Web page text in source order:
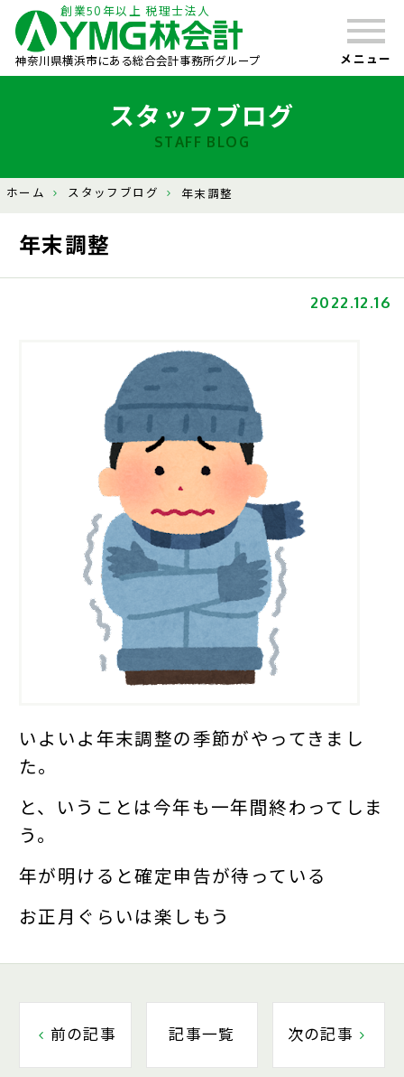
創業50年以上 税理士法人
神奈川県横浜市にある総合会計事務所グループ メニュー
スタッフブログ
STAFF BLOG
ホーム スタッフブログ 年末調整
年末調整
2022.12.16
いよいよ年末調整の季節がやってきまし
た。
と、いうことは今年も一年間終わってしま
う。
年が明けると確定申告が待っている
お正月ぐらいは楽しもう
前の記事 記事一覧 次の記事